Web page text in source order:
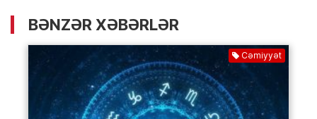
BƏNZƏR XƏBƏRLƏR
Cəmiyyət